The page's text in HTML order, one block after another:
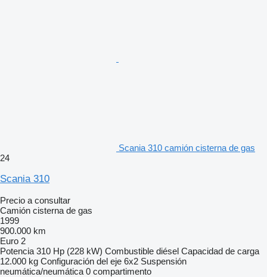
Scania 310 camión cisterna de gas
24
Scania 310
Precio a consultar
Camión cisterna de gas
1999
900.000 km
Euro 2
Potencia 310 Hp (228 kW) Combustible diésel Capacidad de carga
12.000 kg Configuración del eje 6x2 Suspensión
neumática/neumática 0 compartimento